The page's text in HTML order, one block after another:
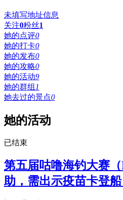
未填写地址信息
关注0粉丝1
她的点评0
她的打卡0
她的发布0
她的攻略0
她的活动9
她的群组 1
她去过的景点0
她的活动
已结束
第五届咕噜海钓大赛
助，需出示疫苗卡登船